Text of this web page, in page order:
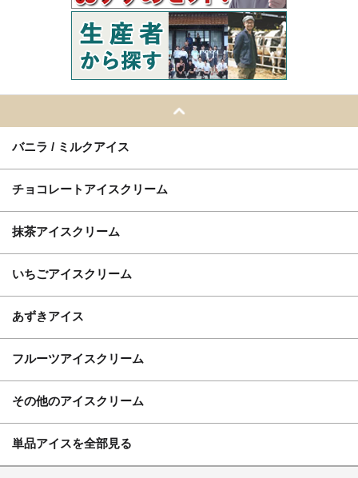
バニラ / ミルクアイス
チョコレートアイスクリーム
抹茶アイスクリーム
いちごアイスクリーム
あずきアイス
フルーツアイスクリーム
その他のアイスクリーム
単品アイスを全部見る